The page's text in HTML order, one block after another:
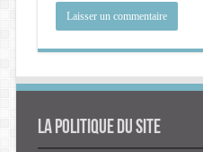
La politique du site